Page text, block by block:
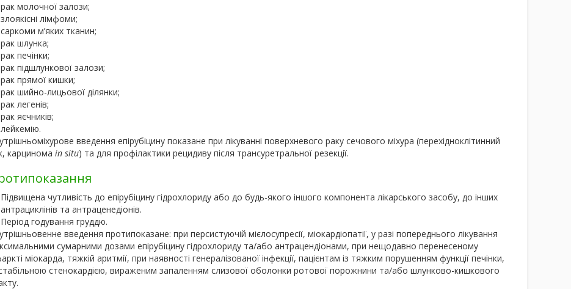
рак молочної залози;
злоякісні лімфоми;
саркоми м’яких тканин;
рак шлунка;
рак печінки;
рак підшлункової залози;
рак прямої кишки;
рак шийно-лицьової ділянки;
рак легенів;
рак яєчників;
лейкемію.
введення епірубіцину показане при лікуванні поверхневого раку сечового міхура (перехідноклітинний
карцинома in situ) та для профілактики рецидиву після трансуретральної резекції.
Підвищена чутливість до епірубіцину гідрохлориду або до будь-якого іншого компонента лікарського засобу, до інших
антрациклінів та антраценедіонів.
Період годування груддю.
введення протипоказане: при персистуючій мієлосупресії, міокардіопатії, у разі попереднього лікування
сумарними дозами епірубіцину гідрохлориду та/або антрацендіонами, при нещодавно перенесеному
міокарда, тяжкій аритмії, при наявності генералізованої інфекції, пацієнтам із тяжким порушенням функції печінки,
стенокардією, вираженим запаленням слизової оболонки ротової порожнини та/або шлунково-кишкового